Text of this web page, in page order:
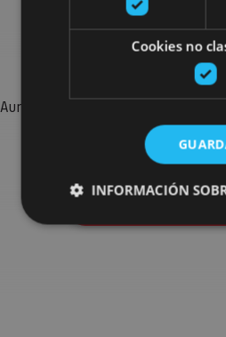
Bilatu
Aurkitu zure bidaia Nafarroan
jarduera antolatuak, bisitak
Cookies no
INFORMACIÓN